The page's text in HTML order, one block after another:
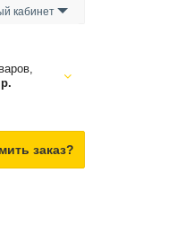
кабинет
0 р.
заказ?